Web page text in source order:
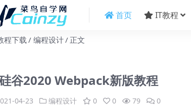
首页 IT教程
程下载 编程设计 正文
谷2020 Webpack新版教程
04-23 编程设计 0 0 79 0